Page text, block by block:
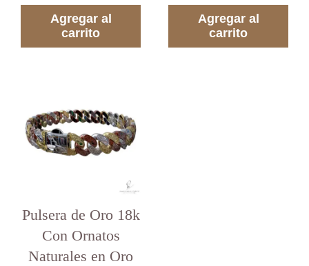
Agregar al
carrito
Agregar al
carrito
Pulsera de Oro 18k
Con Ornatos
Naturales en Oro
varias
variantes.
Las
opciones
en
página
del
USD1,297.00